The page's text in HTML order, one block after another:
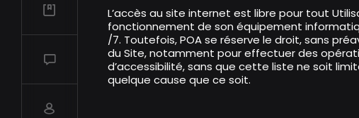
Mes vidéos
Salon de discussions
L’accès au site internet est libre pour tout
fonctionnement de son équipement
/7. Toutefois, POA se réserve le droit, sans
du Site, notamment pour effectuer des
d’accessibilité, sans que cette liste ne soit
quelque cause que ce soit.